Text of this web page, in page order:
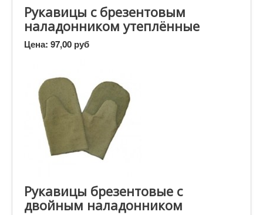
Рукавицы с брезентовым
наладонником утеплённые
Цена: 97,00 руб
Рукавицы брезентовые с
двойным наладонником